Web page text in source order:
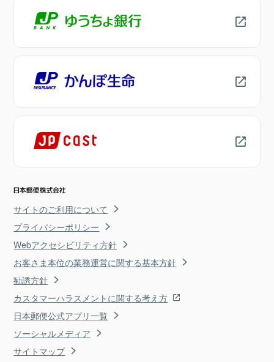
サイトのご利用について
プライバシーポリシー
Webアクセシビリティ方針
お客さま本位の業務運営に関する基本方針
勧誘方針
カスタマーハラスメントに関する考え方
日本郵便公式アプリ一覧
ソーシャルメディア
サイトマップ